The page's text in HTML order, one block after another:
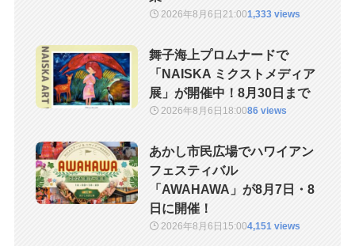
2026年8月6日21:001,333 views
舞子海上プロムナードで
「NAISKA ミクストメディア
展」が開催中！8月30日まで
2026年8月6日 18:0086 views
あかし市民広場でハワイアン
フェスティバル
「AWAHAWA」が8月7日・8
日に開催！
2026年8月6日 15:004,151 views